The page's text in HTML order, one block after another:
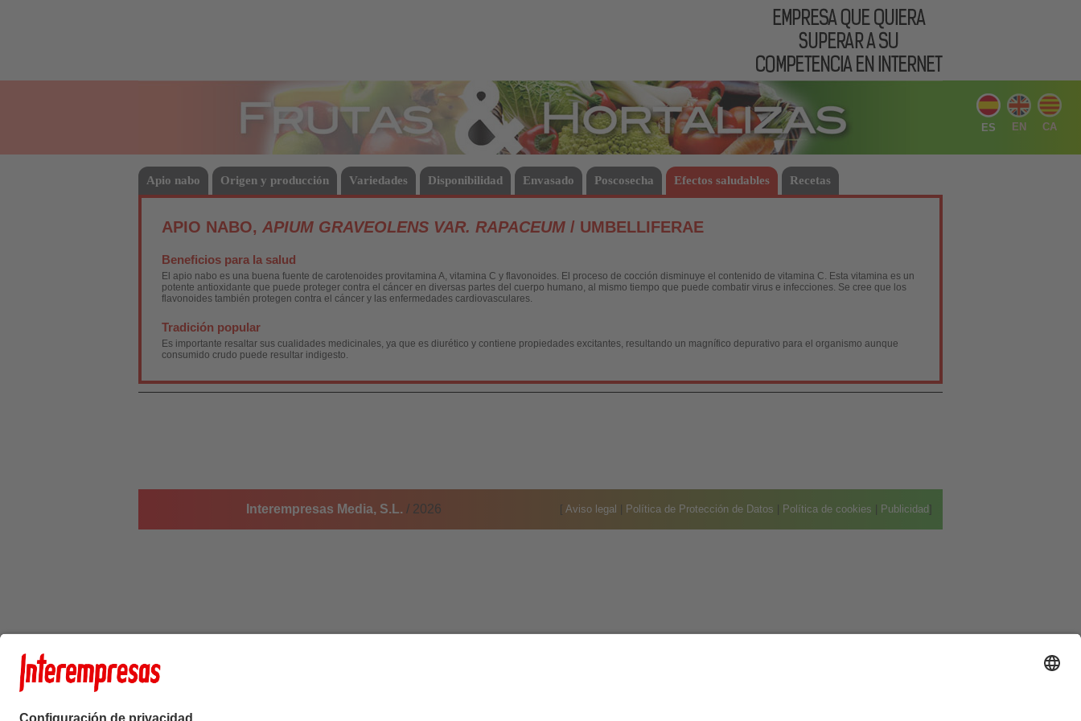
Hortalizas
ES EN CA
Apio nabo Origen y producción Variedades Disponibilidad Envasado Poscosecha Efectos saludables Recetas
APIO NABO, APIUM GRAVEOLENS VAR. RAPACEUM / UMBELLIFERAE
Beneficios para la salud
El apio nabo es una buena fuente de carotenoides provitamina A, vitamina C y flavonoides. El proceso de cocción disminuye el contenido de vitamina C. Esta vitamina es un
potente antioxidante que puede proteger contra el cáncer en diversas partes del cuerpo humano, al mismo tiempo que puede combatir virus e infecciones. Se cree que los
flavonoides también protegen contra el cáncer y las enfermedades cardiovasculares.
Tradición popular
Es importante resaltar sus cualidades medicinales, ya que es diurético y contiene propiedades excitantes, resultando un magnífico depurativo para el organismo aunque
consumido crudo puede resultar indigesto.
Interempresas Media, S.L. / 2026 [ Aviso legal Política de Protección de Datos Política de cookies Publicidad]